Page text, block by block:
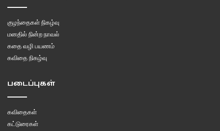
குழந்தைகள் நிகழ்வு
மனதில் நின்ற நாவல்
கதை வழி பயணம்
கவிதை நிகழ்வு
படைப்புகள்
கவிதைகள்
கட்டுரைகள்